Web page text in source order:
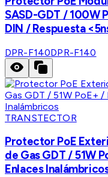
SASD-GDT / 100W
DIN / Respuesta
DPR-F140DPR-F140
TRANSTECTOR
Protector PoE
de Gas GDT / 51W
Enlaces